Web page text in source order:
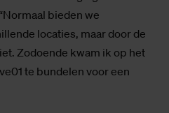
bieden we
locaties, maar door de
Zodoende kwam ik op het
te bundelen voor een